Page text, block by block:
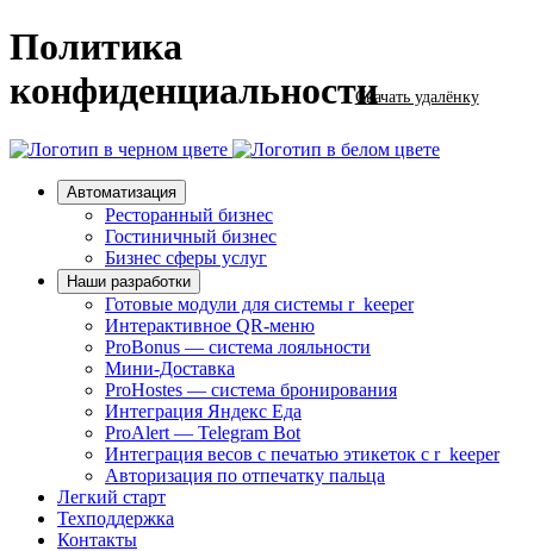
Скачать удалёнку
Политика
конфиденциальности
Автоматизация
Ресторанный бизнес
Гостиничный бизнес
Бизнес сферы услуг
Наши разработки
Готовые модули для системы r_keeper
Интерактивное QR-меню
ProBonus — система лояльности
Мини-Доставка
ProHostes — система бронирования
Интеграция Яндекс Еда
ProAlert — Telegram Bot
Интеграция весов с печатью этикеток с r_keeper
Авторизация по отпечатку пальца
Легкий старт
Техподдержка
Контакты